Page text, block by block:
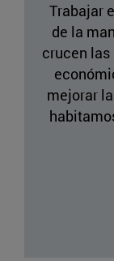
Trabajar
de la
crucen
mejorar